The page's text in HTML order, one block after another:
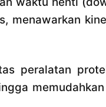
menawarkan
peralatan